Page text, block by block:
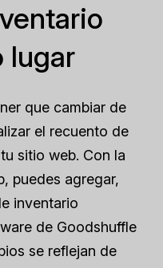
lugar
que cambiar de
el recuento de
sitio web. Con la
puedes agregar,
inventario
de Goodshuffle
se reflejan de